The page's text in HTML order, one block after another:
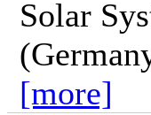
Solar
[more]